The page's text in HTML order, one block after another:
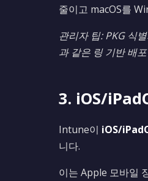
줄이고 macOS를
관리자 팁: PKG 식
과 같은 링 기반 배
3. iOS/
Intune이 iOS/
니다.
이는 Apple 모바일